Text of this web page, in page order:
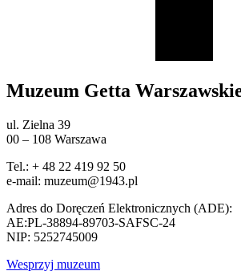
Muzeum Getta
ul. Zielna 39
00 – 108 Warszawa
Tel.: + 48 22 419 92 50
e-mail: muzeum@1943.pl
Adres do Doręczeń Elektronicznych (ADE):
AE:PL-38894-89703-SAFSC-24
NIP: 5252745009
Wesprzyj muzeum